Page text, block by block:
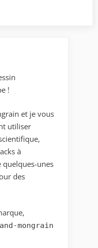
!
et je vous
utiliser
à
quelques-unes
des
mongrain